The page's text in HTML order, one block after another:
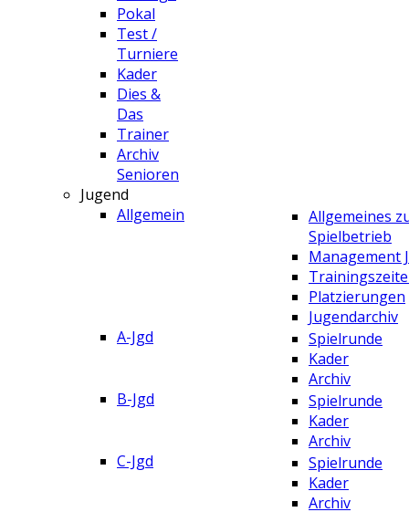
Pokal
Test /
Turniere
Kader
Dies &
Das
Trainer
Archiv
Senioren
Jugend
Allgemein
Allgemeines
Spielbetrieb
Management
Platzierungen
Jugendarchiv
A-Jgd
Spielrunde
Kader
Archiv
B-Jgd
Spielrunde
Kader
Archiv
C-Jgd
Spielrunde
Kader
Archiv